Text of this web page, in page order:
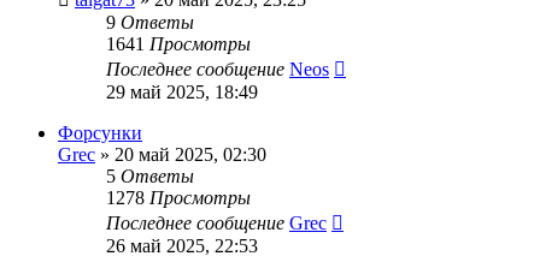
9 Ответы
1641 Просмотры
Последнее сообщение Neos
29 май 2025, 18:49
Форсунки
Grec » 20 май 2025, 02:30
5 Ответы
1278 Просмотры
Последнее сообщение Grec
26 май 2025, 22:53